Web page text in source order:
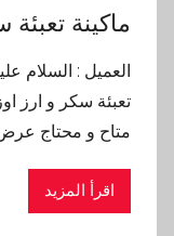
ماكينة تعبئة
العميل : السلام
متاح و محتاج
اقرأ المزيد